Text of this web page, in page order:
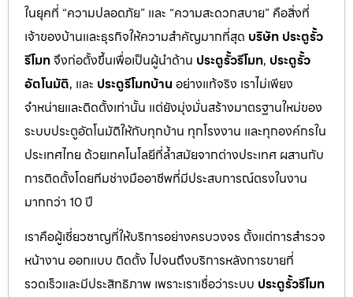
ในยุคที่ “ความปลอดภัย” และ “ความสะดวกสบาย” คือสิ่งที่
เจ้าของบ้านและธุรกิจให้ความสำคัญมากที่สุด บริษัท ประตูรั้ว
รีโมทจึงก่อตั้งขึ้นเพื่อเป็นผู้นำด้าน ประตูรั้วรีโมท, ประตูรั้ว
อัตโนมัติ, และ ประตูรีโมทบ้าน อย่างแท้จริง เราไม่เพียง
จำหน่ายและติดตั้งเท่านั้น แต่ยังมุ่งมั่นสร้างมาตรฐานใหม่ของ
ระบบประตูอัตโนมัติให้กับทุกบ้าน ทุกโรงงาน และทุกองค์กรใน
ประเทศไทย ด้วยเทคโนโลยีที่ล้ำสมัยจากต่างประเทศ ผสานกับ
การติดตั้งโดยทีมช่างมืออาชีพที่มีประสบการณ์ตรงในงาน
มากกว่า 10 ปี
เราคือผู้เชี่ยวชาญที่ให้บริการอย่างครบวงจร ตั้งแต่การสำรวจ
หน้างาน ออกแบบ ติดตั้ง ไปจนถึงบริการหลังการขายที่
รวดเร็วและมีประสิทธิภาพ เพราะเราเชื่อว่าระบบ ประตูรั้วรีโมท